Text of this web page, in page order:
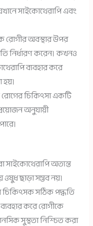
সাইকোথেরাপি এবং
রোগীর অবস্থার উপর
নির্ধারণ করেন। কখনও
ব্যবহার করে
চিকিৎসা একটি
অনুযায়ী
সাইকোথেরাপি অত্যন্ত
ছাড়া সম্ভব নয়।
চিকিৎসক সঠিক পদ্ধতি
করে রোগীকে
সুস্থতা নিশ্চিত করা